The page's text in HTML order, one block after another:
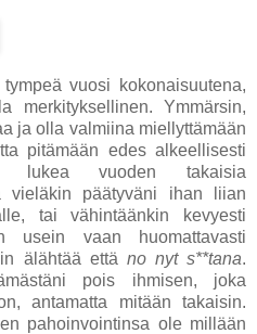
vuosi kokonaisuutena,
merkityksellinen. Ymmärsin,
ja olla valmiina miellyttämään
pitämään edes alkeellisesti
vuoden takaisia
vieläkin päätyväni ihan liian
tai vähintäänkin kevyesti
usein vaan huomattavasti
älähtää että no nyt s**tana.
pois ihmisen, joka
antamatta mitään takaisin.
pahoinvointinsa ole millään